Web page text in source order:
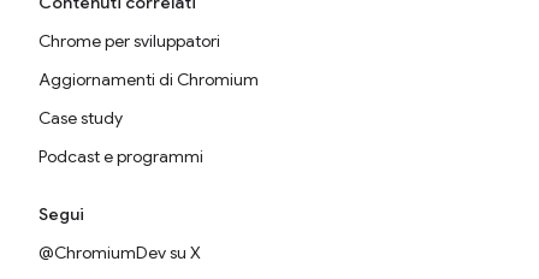
Chrome per sviluppatori
Aggiornamenti di Chromium
Case study
Podcast e programmi
Segui
@ChromiumDev su X